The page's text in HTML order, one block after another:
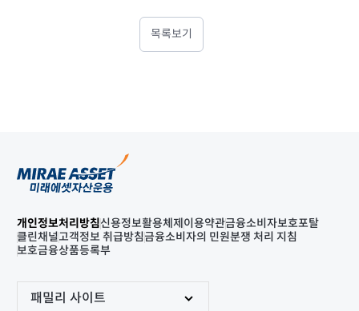
목록보기
개인정보처리방침신용정보활용체제 이용약관금융소비자보호포탈
클린채널고객정보 취급방침금융소비자의 민원분쟁 처리 지침
보호금융상품등록부
패밀리 사이트